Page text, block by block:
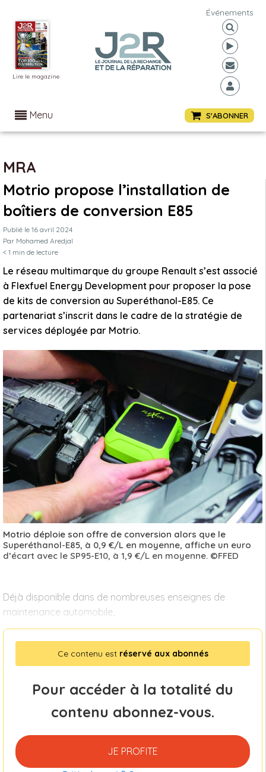
Lire le magazine
Événements
Menu S'ABONNER
MRA
Motrio propose l’installation de
boîtiers de conversion E85
Publié le 16 avril 2024
Par Mohamed Aredjal
< 1 min de lecture
Le réseau multimarque du groupe Renault s’est associé
à Flexfuel Energy Development pour proposer la pose
de kits de conversion au Superéthanol-E85. Ce
partenariat s’inscrit dans le cadre de la stratégie de
services déployée par Motrio.
Motrio déploie son offre de conversion alors que le
Superéthanol-E85, à 0,9 €/L en moyenne, affiche un euro
d’écart avec le SP95-E10, à 1,9 €/L en moyenne. ©FFED
Déjà disponible dans de nombreuses enseignes de
maintenance automobile,
Ce contenu est réservé aux abonnés
Pour accéder à la totalité du
contenu abonnez-vous.
JE PROFITE